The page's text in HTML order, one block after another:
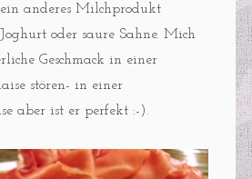
anderes Milchprodukt
oder saure Sahne. Mich
Geschmack in einer
stören- in einer
aber ist er perfekt :-).